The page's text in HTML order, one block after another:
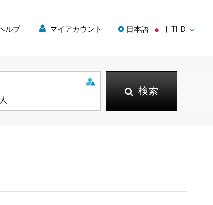
ルプ マイアカウント 日本語 | THB
検索